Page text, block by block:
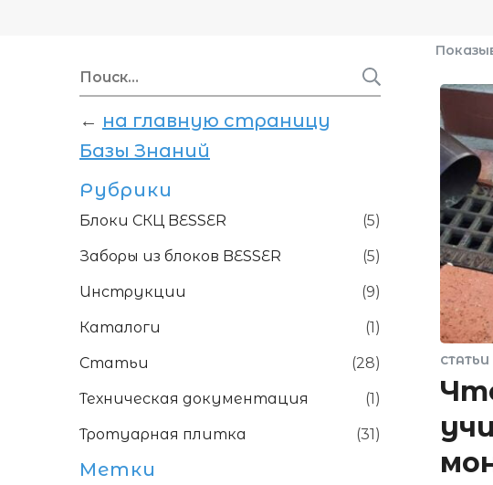
СТАТЬИ
Найти:
← на главную страницу
Базы Знаний
Рубрики
Блоки СКЦ BESSER (5)
Заборы из блоков BESSER (5)
Инструкции (9)
Каталоги (1)
Статьи (28)
Техническая документация (1)
Тротуарная плитка (31)
Метки